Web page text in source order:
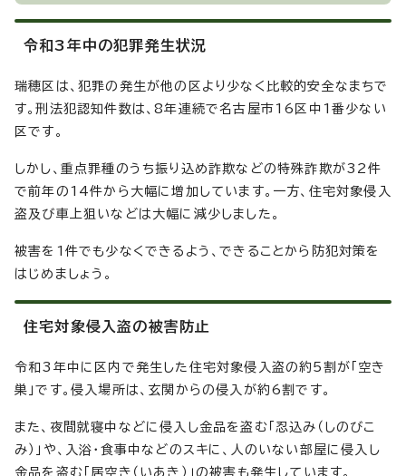
令和3年中の犯罪発生状況
瑞穂区は、犯罪の発生が他の区より少なく比較的安全なまちで
す。刑法犯認知件数は、8年連続で名古屋市16区中1番少ない
区です。
しかし、重点罪種のうち振り込め詐欺などの特殊詐欺が32件
で前年の14件から大幅に増加しています。一方、住宅対象侵入
盗及び車上狙いなどは大幅に減少しました。
被害を1件でも少なくできるよう、できることから防犯対策を
はじめましょう。
住宅対象侵入盗の被害防止
令和3年中に区内で発生した住宅対象侵入盗の約5割が「空き
巣」です。侵入場所は、玄関からの侵入が約6割です。
また、夜間就寝中などに侵入し金品を盗む「忍込み（しのびこ
み）」や、入浴・食事中などのスキに、人のいない部屋に侵入し
金品を盗む「居空き（いあき）」の被害も発生しています。